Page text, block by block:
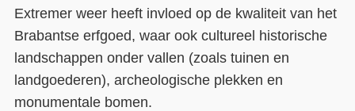
Extremer weer heeft invloed op de kwaliteit van het
Brabantse erfgoed, waar ook cultureel historische
landschappen onder vallen (zoals tuinen en
landgoederen), archeologische plekken en
monumentale bomen.